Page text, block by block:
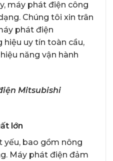
máy phát điện công
Chúng tôi xin trân
phát điện
uy tín toàn cầu,
năng vận hành
Mitsubishi
lớn
yếu, bao gồm nông
Máy phát điện đảm